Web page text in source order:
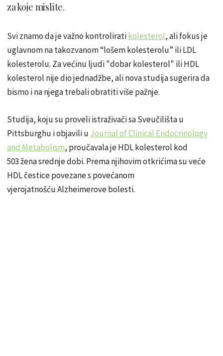
za koje mislite.
Svi znamo da je važno kontroliratikolesterol, ali fokus je
uglavnom na takozvanom “lošem kolesterolu” ili LDL
kolesterolu. Za većinu ljudi "dobar kolesterol" ili HDL
kolesterol nije dio jednadžbe, ali nova studija sugerira da
bismo i na njega trebali obratiti više pažnje.
Studija, koju su proveli istraživači sa Sveučilišta u
Pittsburghu i objavili u Journal of Clinical Endocrinology
and Metabolism, proučavala je HDL kolesterol kod
503 žena srednje dobi. Prema njihovim otkrićima su veće
HDL čestice povezane s povećanom
vjerojatnošću Alzheimerove bolesti.